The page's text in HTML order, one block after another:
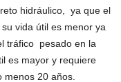
hidráulico, ya que el
vida útil es menor ya
tráfico pesado en la
es mayor y requiere
20 años.